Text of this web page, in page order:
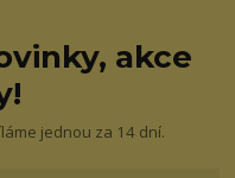
akce
jednou za 14 dní.